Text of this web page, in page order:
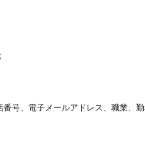
号、電子メールアドレス、職業、